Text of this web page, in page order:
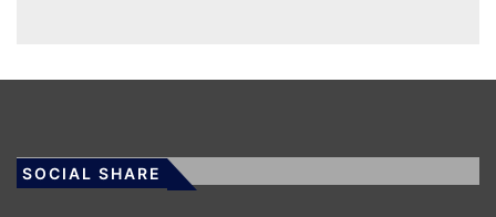
SOCIAL SHARE